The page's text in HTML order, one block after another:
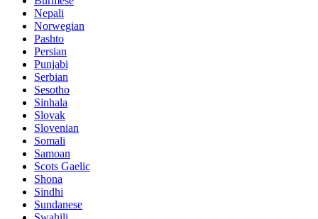
Nepali
Norwegian
Pashto
Persian
Punjabi
Serbian
Sesotho
Sinhala
Slovak
Slovenian
Somali
Samoan
Scots Gaelic
Shona
Sindhi
Sundanese